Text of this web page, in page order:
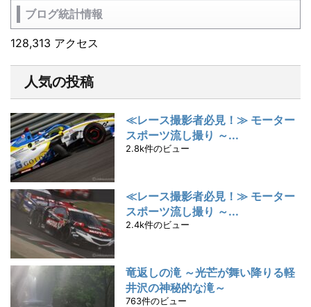
ブログ統計情報
128,313 アクセス
人気の投稿
≪レース撮影者必見！≫ モーター
スポーツ流し撮り ～...
2.8k件のビュー
≪レース撮影者必見！≫ モーター
スポーツ流し撮り ～...
2.4k件のビュー
竜返しの滝 ～光芒が舞い降りる軽
井沢の神秘的な滝～
763件のビュー